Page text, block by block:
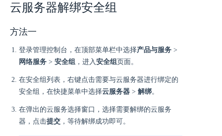
云服务器解绑安全组
方法一
登录管理控制台，在顶部菜单栏中选择产品与服务 >
网络服务 > 安全组 ，进入 安全组 页面。
在安全组列表，右键点击需要与云服务器进行绑定的
安全组，在快捷菜单中选择云服务器 > 解绑。
在弹出的云服务选择窗口，选择需要解绑的云服务
器，点击提交 ，等待解绑成功即可。